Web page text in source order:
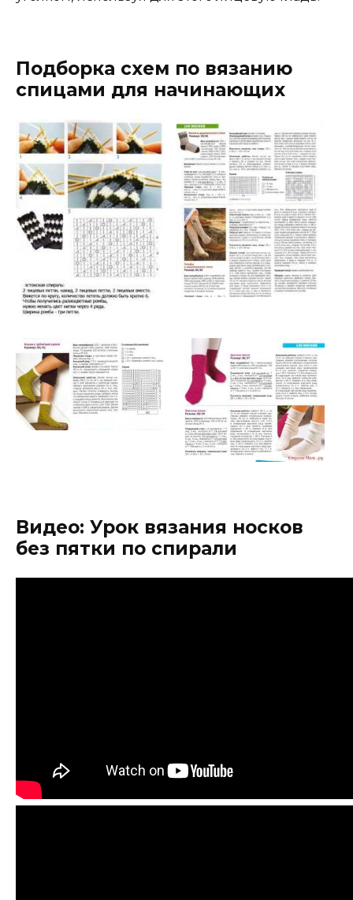
Подборка схем по вязанию
спицами для начинающих
Видео: Урок вязания носков
без пятки по спирали